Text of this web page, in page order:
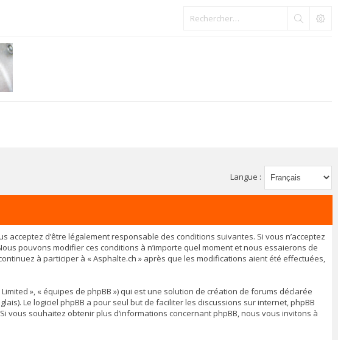
Langue :
acceptez d’être légalement responsable des conditions suivantes. Si vous n’acceptez
pouvons modifier ces conditions à n’importe quel moment et nous essaierons de
à participer à « Asphalte.ch » après que les modifications aient été effectuées,
», « équipes de phpBB ») qui est une solution de création de forums déclarée
Le logiciel phpBB a pour seul but de faciliter les discussions sur internet, phpBB
vous souhaitez obtenir plus d’informations concernant phpBB, nous vous invitons à